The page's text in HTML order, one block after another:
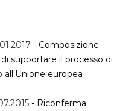
- Composizione
supportare il processo di
all'Unione europea
- Riconferma